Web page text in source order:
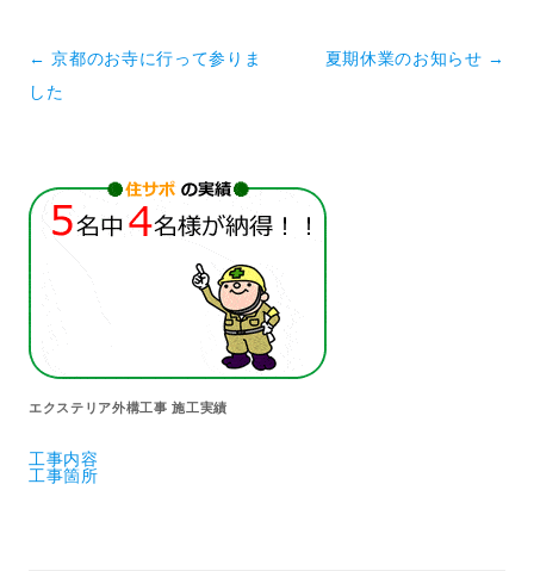
投稿ナビゲーション
← 京都のお寺に行って参りま
した
夏期休業のお知らせ →
エクステリア外構工事 施工実績
工事内容
工事箇所